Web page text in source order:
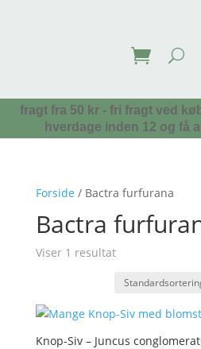
fragt fra 50 kr - fri fragt ved
hverdage inden 12 og få
Forside / Bactra furfurana
Bactra
Viser 1 resultat
Knop-Siv – Juncus